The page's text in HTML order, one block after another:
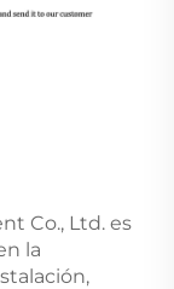
Co., Ltd. es
la